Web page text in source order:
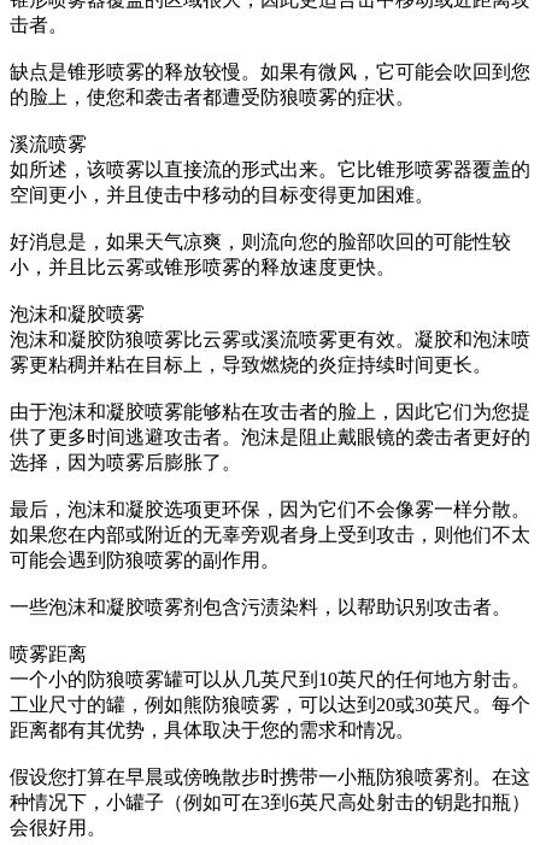
击者。
缺点是锥形喷雾的释放较慢。如果有微风，它可能会吹回到您
的脸上，使您和袭击者都遭受防狼喷雾的症状。
溪流喷雾
如所述，该喷雾以直接流的形式出来。它比锥形喷雾器覆盖的
空间更小，并且使击中移动的目标变得更加困难。
好消息是，如果天气凉爽，则流向您的脸部吹回的可能性较
小，并且比云雾或锥形喷雾的释放速度更快。
泡沫和凝胶喷雾
泡沫和凝胶防狼喷雾比云雾或溪流喷雾更有效。凝胶和泡沫喷
雾更粘稠并粘在目标上，导致燃烧的炎症持续时间更长。
由于泡沫和凝胶喷雾能够粘在攻击者的脸上，因此它们为您提
供了更多时间逃避攻击者。泡沫是阻止戴眼镜的袭击者更好的
选择，因为喷雾后膨胀了。
最后，泡沫和凝胶选项更环保，因为它们不会像雾一样分散。
如果您在内部或附近的无辜旁观者身上受到攻击，则他们不太
可能会遇到防狼喷雾的副作用。
一些泡沫和凝胶喷雾剂包含污渍染料，以帮助识别攻击者。
喷雾距离
一个小的防狼喷雾罐可以从几英尺到10英尺的任何地方射击。
工业尺寸的罐，例如熊防狼喷雾，可以达到20或30英尺。每个
距离都有其优势，具体取决于您的需求和情况。
假设您打算在早晨或傍晚散步时携带一小瓶防狼喷雾剂。在这
种情况下，小罐子（例如可在3到6英尺高处射击的钥匙扣瓶）
会很好用。